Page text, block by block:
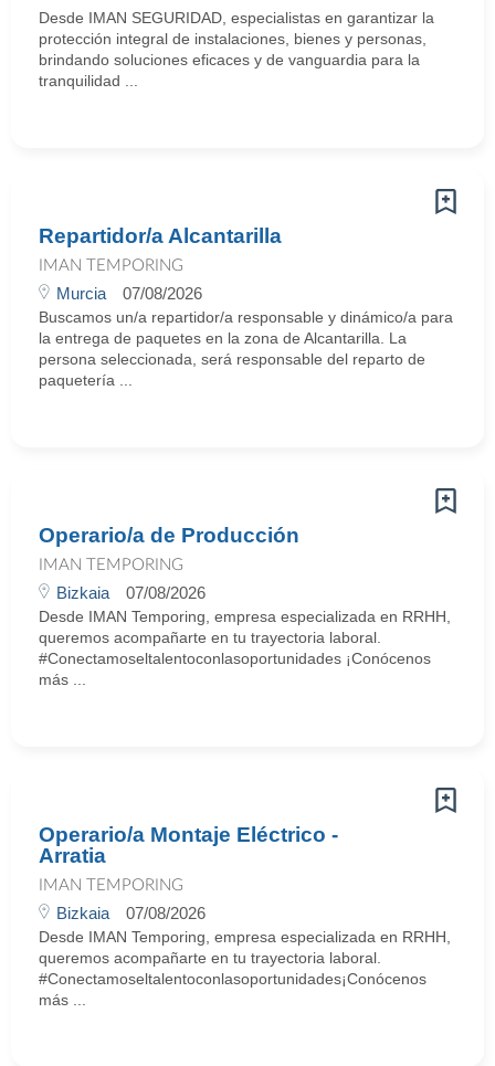
Desde IMAN SEGURIDAD, especialistas en garantizar la
protección integral de instalaciones, bienes y personas,
brindando soluciones eficaces y de vanguardia para la
tranquilidad ...
Repartidor/a Alcantarilla
IMAN TEMPORING
Murcia 07/08/2026
Buscamos un/a repartidor/a responsable y dinámico/a para
la entrega de paquetes en la zona de Alcantarilla. La
persona seleccionada, será responsable del reparto de
paquetería ...
Operario/a de Producción
IMAN TEMPORING
Bizkaia 07/08/2026
Desde IMAN Temporing, empresa especializada en RRHH,
queremos acompañarte en tu trayectoria laboral.
#Conectamoseltalentoconlasoportunidades ¡Conócenos
más ...
Operario/a Montaje Eléctrico -
Arratia
IMAN TEMPORING
Bizkaia 07/08/2026
Desde IMAN Temporing, empresa especializada en RRHH,
queremos acompañarte en tu trayectoria laboral.
#Conectamoseltalentoconlasoportunidades¡Conócenos
más ...